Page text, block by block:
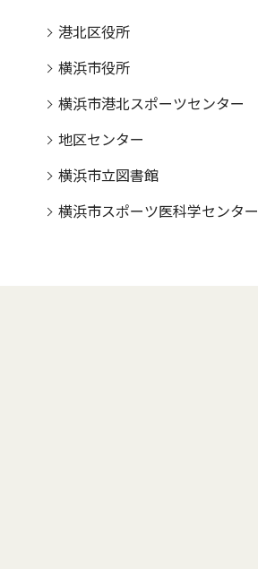
港北区役所
横浜市役所
横浜市港北スポーツセンター
地区センター
横浜市立図書館
横浜市スポーツ医科学センター